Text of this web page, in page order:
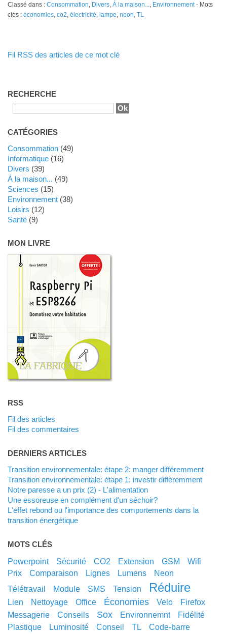
Classé dans : Consommation Divers, Á la maison... Environnement- Mots
clés : économies, co2 électricité lampe neon TL
Fil RSS des articles de ce mot clé
RECHERCHE
CATÉGORIES
Consommation(49)
Informatique(16)
Divers (39)
Á la maison... (49)
Sciences (15)
Environnement(38)
Loisirs (12)
Santé(9)
MON LIVRE
RSS
Fil des articles
Fil des commentaires
DERNIERS ARTICLES
Transition environnementale: étape 2: manger différemment
Transition environnementale: étape 1: investir différemment
Notre paresse a un prix (2) - L'alimentation
Une essoreuse en complément d'un séchoir?
L'effet rebond ou l'importance des comportements dans la
transition énergétique
MOTS CLÉS
powerpoint sécurité CO2 extension GSM
wifi
prix
comparaison lignes lumens
neon
télétravail
module SMS tension réduire
lien nettoyage office économies velo
Firefox
messagerie
conseils sox environnemnt
fidélité
plastique
luminosité conseil TL
code-barre